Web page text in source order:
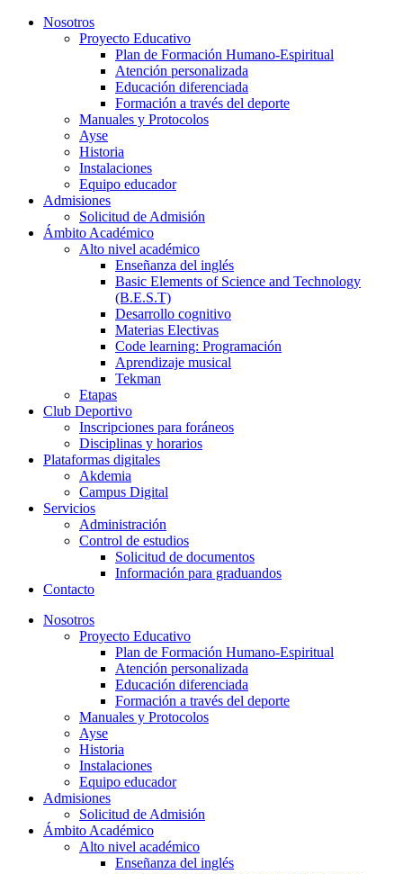
Nosotros
Proyecto Educativo
Plan de Formación Humano-Espiritual
Atención personalizada
Educación diferenciada
Formación a través del deporte
Manuales y Protocolos
Ayse
Historia
Instalaciones
Equipo educador
Admisiones
Solicitud de Admisión
Ámbito Académico
Alto nivel académico
Enseñanza del inglés
Basic Elements of Science and Technology
(B.E.S.T)
Desarrollo cognitivo
Materias Electivas
Code learning: Programación
Aprendizaje musical
Tekman
Etapas
Club Deportivo
Inscripciones para foráneos
Disciplinas y horarios
Plataformas digitales
Akdemia
Campus Digital
Servicios
Administración
Control de estudios
Solicitud de documentos
Información para graduandos
Contacto
Nosotros
Proyecto Educativo
Plan de Formación Humano-Espiritual
Atención personalizada
Educación diferenciada
Formación a través del deporte
Manuales y Protocolos
Ayse
Historia
Instalaciones
Equipo educador
Admisiones
Solicitud de Admisión
Ámbito Académico
Alto nivel académico
Enseñanza del inglés